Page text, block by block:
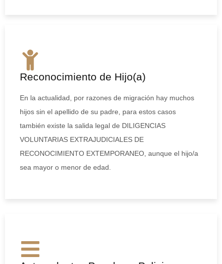
Reconocimiento de Hijo(a)
En la actualidad, por razones de migración hay muchos
hijos sin el apellido de su padre, para estos casos
también existe la salida legal de DILIGENCIAS
VOLUNTARIAS EXTRAJUDICIALES DE
RECONOCIMIENTO EXTEMPORANEO, aunque el hijo/a
sea mayor o menor de edad.